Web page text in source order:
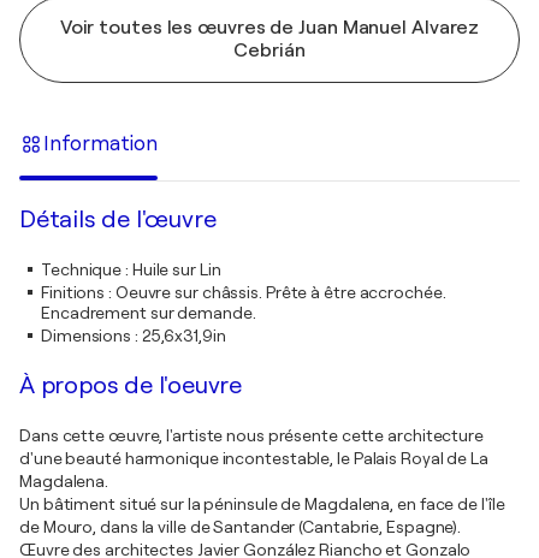
Voir toutes les œuvres de Juan Manuel Alvarez
Cebrián
Information
Détails de l'œuvre
Technique: Huile sur Lin
Finitions : Oeuvre sur châssis. Prête à être accrochée.
Encadrement sur demande.
Dimensions : 25,6x31,9in
À propos de l'oeuvre
Dans cette œuvre, l'artiste nous présente cette architecture
d'une beauté harmonique incontestable, le Palais Royal de La
Magdalena.
Un bâtiment situé sur la péninsule de Magdalena, en face de l'île
de Mouro, dans la ville de Santander (Cantabrie, Espagne).
Œuvre des architectes Javier González Riancho et Gonzalo